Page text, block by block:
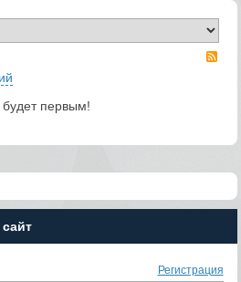
первым!
Регистрация